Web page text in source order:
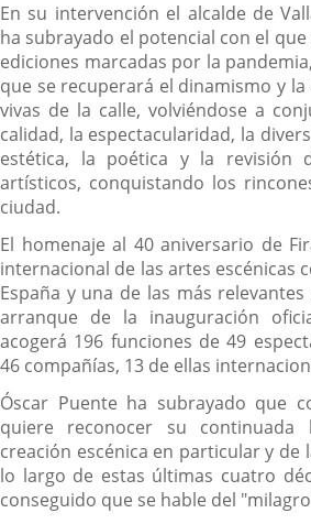
En su intervención el alcalde de
ha subrayado el potencial con el que
ediciones marcadas por la
que se recuperará el dinamismo y
vivas de la calle, volviéndose a
calidad, la espectacularidad, la
estética, la poética y la revisión
artísticos, conquistando los
ciudad.
El homenaje al 40 aniversario de
internacional de las artes escénicas
España y una de las más
arranque de la inauguración
acogerá 196 funciones de 49
46 compañías, 13 de ellas
Óscar Puente ha subrayado que
quiere reconocer su
creación escénica en particular y de
lo largo de estas últimas cuatro
conseguido que se hable del